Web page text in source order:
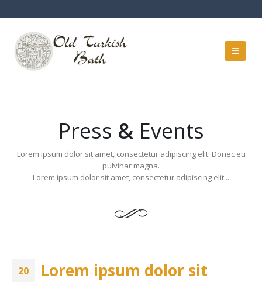
Press & Events
Lorem ipsum dolor sit amet, consectetur adipiscing elit. Donec eu
pulvinar magna.
Lorem ipsum dolor sit amet, consectetur adipiscing elit...
20 Lorem ipsum dolor sit